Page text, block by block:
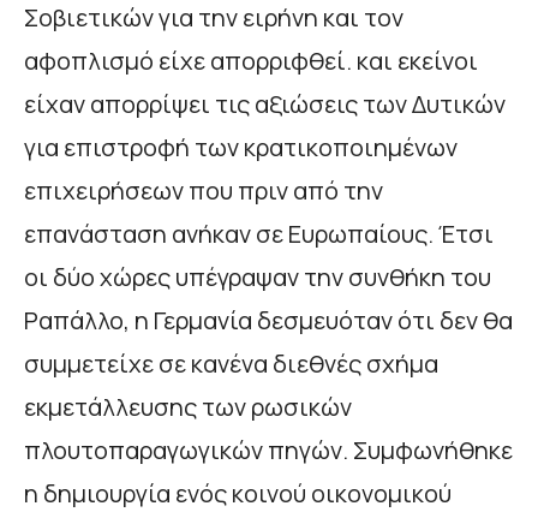
Σοβιετικών για την ειρήνη και τον
αφοπλισμό είχε απορριφθεί. και εκείνοι
είχαν απορρίψει τις αξιώσεις των Δυτικών
για επιστροφή των κρατικοποιημένων
επιχειρήσεων που πριν από την
επανάσταση ανήκαν σε Ευρωπαίους. Έτσι
οι δύο χώρες υπέγραψαν την συνθήκη του
Ραπάλλο, η Γερμανία δεσμευόταν ότι δεν θα
συμμετείχε σε κανένα διεθνές σχήμα
εκμετάλλευσης των ρωσικών
πλουτοπαραγωγικών πηγών. Συμφωνήθηκε
η δημιουργία ενός κοινού οικονομικού